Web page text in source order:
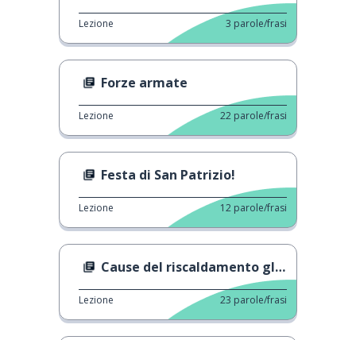
Lezione 3 parole/frasi
Forze armate
Lezione 22 parole/frasi
Festa di San Patrizio!
Lezione 12 parole/frasi
Cause del riscaldamento globale
Lezione 23 parole/frasi